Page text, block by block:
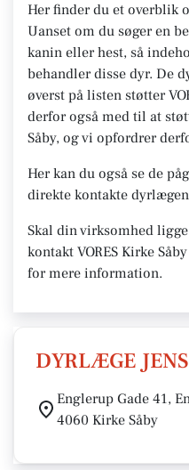
Her finder du et overblik
Uanset om du søger en
kanin eller hest, så
behandler disse dyr. De
øverst på listen støtter
derfor også med til at
Såby, og vi opfordrer
Her kan du også se de
direkte kontakte
Skal din virksomhed
kontakt VORES Kirke
for mere information.
DYRLÆGE
Englerup Gade 41,
4060 Kirke Såby